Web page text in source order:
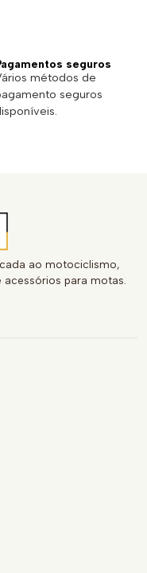
seguros
métodos de
seguros
ao motociclismo,
para motas.